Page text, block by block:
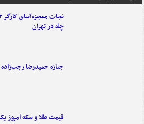
چاه در تهران
جنازه حمیدرضا
قیمت طلا و سکه امروز یکشنبه ۱۸